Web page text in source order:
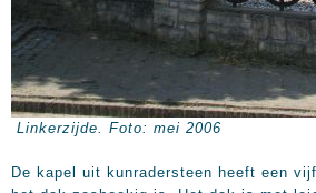
Linkerzijde. Foto: mei 2006
De kapel uit kunradersteen heeft een